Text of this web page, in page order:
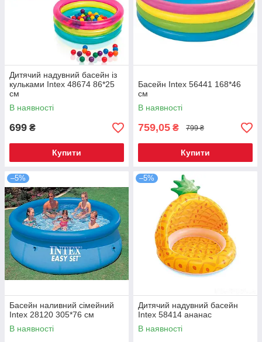
Дитячий надувний басейн із
кульками Intex 48674 86*25
см
В наявності
699 ₴
Купити
Басейн Intex 56441 168*46
см
В наявності
759,05 ₴ 799 ₴
Купити
–5%
Басейн наливний сімейний
Intex 28120 305*76 см
В наявності
–5%
Дитячий надувний басейн
Intex 58414 ананас
В наявності